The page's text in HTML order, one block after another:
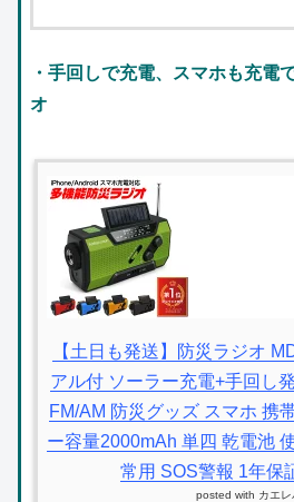
・手回しで充電、スマホも充電
オ
【土日も発送】防災ラジオ
アル付 ソーラー充電+手回し
FM/AM 防災グッズ スマホ 携
ー容量2000mAh 単四 乾電池
常用 SOS警報 1年保
posted with カエレ